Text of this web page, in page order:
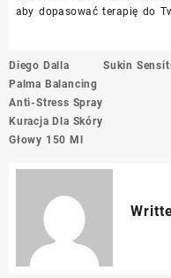
aby dopasować terapię do
Nawigacja
wpisu
Diego Dalla
Palma Balancing
Anti-Stress Spray
Kuracja Dla Skóry
Głowy 150 Ml
Sukin